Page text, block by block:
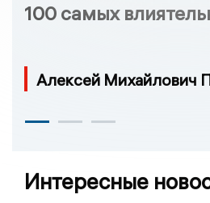
100 самых
Алексей Михайлович
Интересные